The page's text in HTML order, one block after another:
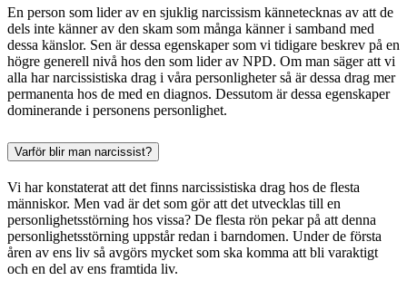
En person som lider av en sjuklig narcissism kännetecknas av att de
dels inte känner av den skam som många känner i samband med
dessa känslor. Sen är dessa egenskaper som vi tidigare beskrev på en
högre generell nivå hos den som lider av NPD. Om man säger att vi
alla har narcissistiska drag i våra personligheter så är dessa drag mer
permanenta hos de med en diagnos. Dessutom är dessa egenskaper
dominerande i personens personlighet.
Varför blir man narcissist?
Vi har konstaterat att det finns narcissistiska drag hos de flesta
människor. Men vad är det som gör att det utvecklas till en
personlighetsstörning hos vissa? De flesta rön pekar på att denna
personlighetsstörning uppstår redan i barndomen. Under de första
åren av ens liv så avgörs mycket som ska komma att bli varaktigt
och en del av ens framtida liv.